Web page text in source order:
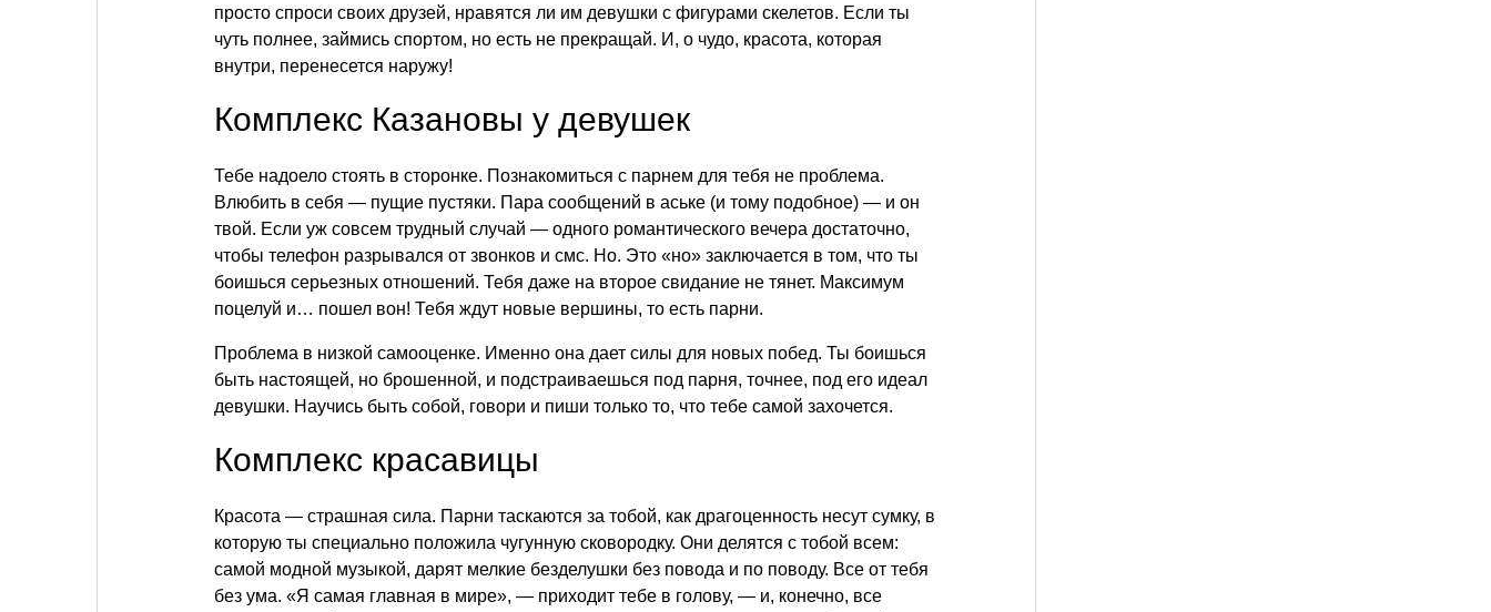
просто спроси своих друзей, нравятся ли им девушки с фигурами скелетов. Если ты
чуть полнее, займись спортом, но есть не прекращай. И, о чудо, красота, которая
внутри, перенесется наружу!
Комплекс Казановы у девушек
Тебе надоело стоять в сторонке. Познакомиться с парнем для тебя не проблема.
Влюбить в себя — пущие пустяки. Пара сообщений в аське (и тому подобное) — и он
твой. Если уж совсем трудный случай — одного романтического вечера достаточно,
чтобы телефон разрывался от звонков и смс. Но. Это «но» заключается в том, что ты
боишься серьезных отношений. Тебя даже на второе свидание не тянет. Максимум
поцелуй и… пошел вон! Тебя ждут новые вершины, то есть парни.
Проблема в низкой самооценке. Именно она дает силы для новых побед. Ты боишься
быть настоящей, но брошенной, и подстраиваешься под парня, точнее, под его идеал
девушки. Научись быть собой, говори и пиши только то, что тебе самой захочется.
Комплекс красавицы
Красота — страшная сила. Парни таскаются за тобой, как драгоценность несут сумку, в
которую ты специально положила чугунную сковородку. Они делятся с тобой всем:
самой модной музыкой, дарят мелкие безделушки без повода и по поводу. Все от тебя
без ума. «Я самая главная в мире», — приходит тебе в голову, — и, конечно, все